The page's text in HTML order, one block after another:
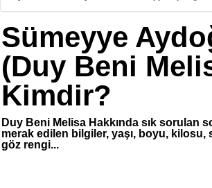
Sümeyye
(Duy Beni
Kimdir?
Duy Beni Melisa Hakkında sık sorulan
merak edilen bilgiler, yaşı, boyu, kilosu,
göz rengi...